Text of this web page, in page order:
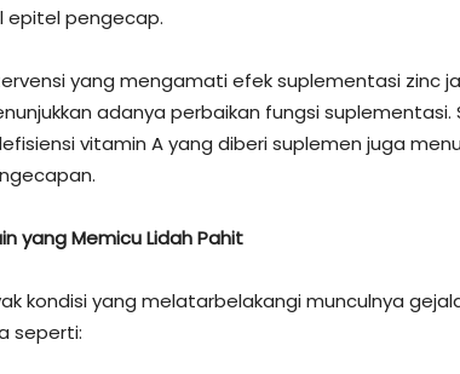
epitel pengecap.
yang mengamati efek suplementasi zinc
adanya perbaikan fungsi
vitamin A yang diberi suplemen juga
yang Memicu Lidah Pahit
kondisi yang melatarbelakangi munculnya
seperti: